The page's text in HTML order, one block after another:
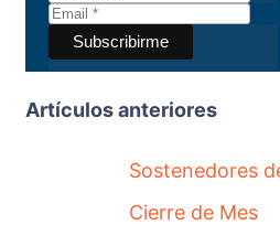
Artículos anteriores
Sostenedores
Cierre de Mes